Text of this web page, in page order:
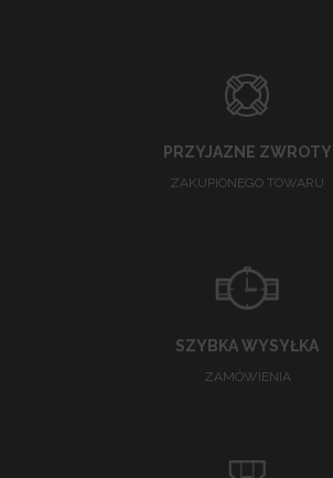
PRZYJAZNE ZWROTY
ZAKUPIONEGO TOWARU
SZYBKA WYSYŁKA
ZAMÓWIENIA